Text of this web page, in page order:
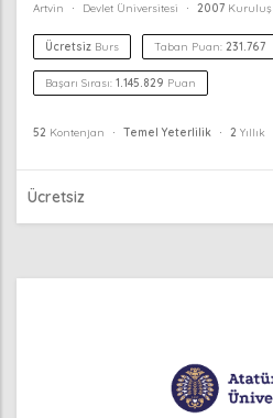
Artvin Devlet Üniversitesi 2007 Kuruluş
Ücretsiz Burs Taban Puan: 231.767
Başarı Sırası: 1.145.829 Puan
52 Kontenjan Temel Yeterlilik 2 Yıllık
Ücretsiz